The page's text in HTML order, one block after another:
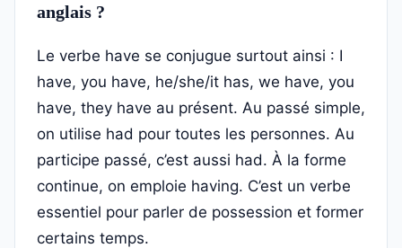
anglais ?
Le verbe have se conjugue surtout ainsi : I
have, you have, he/she/it has, we have, you
have, they have au présent. Au passé simple,
on utilise had pour toutes les personnes. Au
participe passé, c’est aussi had. À la forme
continue, on emploie having. C’est un verbe
essentiel pour parler de possession et former
certains temps.